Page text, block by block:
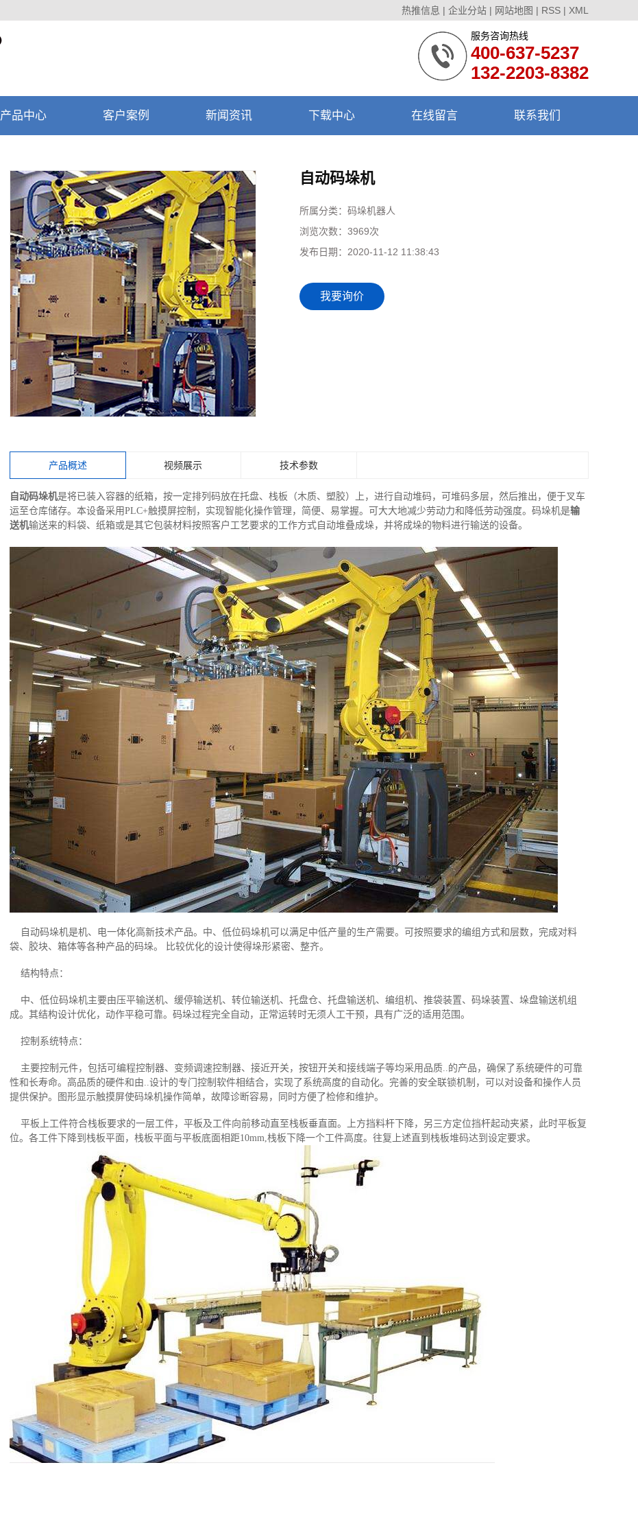
热推信息 | 企业分站 | 网站地图 | RSS | XML
服务咨询热线
400-637-5237
132-2203-8382
产品中心 客户案例 新闻资讯 下载中心 在线留言 联系我们
自动码垛机
所属分类： 码垛机器人
浏览次数： 3969次
发布日期： 2020-11-12 11:38:43
我要询价
产品概述 视频展示 技术参数
自动码垛机是将已装入容器的纸箱，按一定排列码放在托盘、栈板（木质、塑胶）上，进行自动堆码，可堆码多层，然后推出，便于叉车
运至仓库储存。本设备采用PLC+触摸屏控制，实现智能化操作管理，简便、易掌握。可大大地减少劳动力和降低劳动强度。码垛机是输
送机输送来的料袋、纸箱或是其它包装材料按照客户工艺要求的工作方式自动堆叠成垛，并将成垛的物料进行输送的设备。
自动码垛机是机、电一体化高新技术产品。中、低位码垛机可以满足中低产量的生产需要。可按照要求的编组方式和层数，完成对料
袋、胶块、箱体等各种产品的码垛。 比较优化的设计使得垛形紧密、整齐。
结构特点：
中、低位码垛机主要由压平输送机、缓停输送机、转位输送机、托盘仓、托盘输送机、编组机、推袋装置、码垛装置、垛盘输送机组
成。其结构设计优化，动作平稳可靠。码垛过程完全自动，正常运转时无须人工干预，具有广泛的适用范围。
控制系统特点：
主要控制元件，包括可编程控制器、变频调速控制器、接近开关，按钮开关和接线端子等均采用品质..的产品，确保了系统硬件的可靠
性和长寿命。高品质的硬件和由..设计的专门控制软件相结合，实现了系统高度的自动化。完善的安全联锁机制，可以对设备和操作人员
提供保护。图形显示触摸屏使码垛机操作简单，故障诊断容易，同时方便了检修和维护。
平板上工件符合栈板要求的一层工件，平板及工件向前移动直至栈板垂直面。上方挡料杆下降，另三方定位挡杆起动夹紧，此时平板复
位。各工件下降到栈板平面，栈板平面与平板底面相距10mm,栈板下降一个工件高度。往复上述直到栈板堆码达到设定要求。